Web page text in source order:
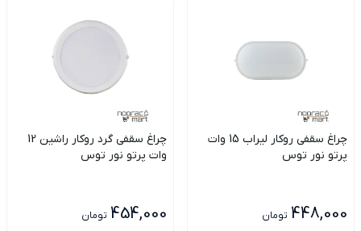
چراغ سقفی روکار لیراب 15 وات
پرتو نور توس
448,000 تومان
چراغ سقفی گرد روکار راشین 12
وات پرتو نور توس
454,000 تومان